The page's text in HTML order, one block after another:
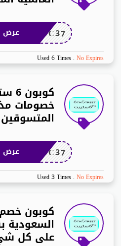
DC37 عرض
Used 6 Times . No Expires
خصومات
DC37 عرض
Used 3 Times . No Expires
على كل